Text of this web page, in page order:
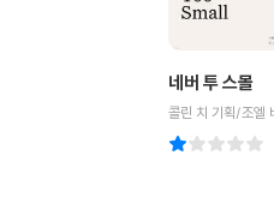
네버 투 스몰